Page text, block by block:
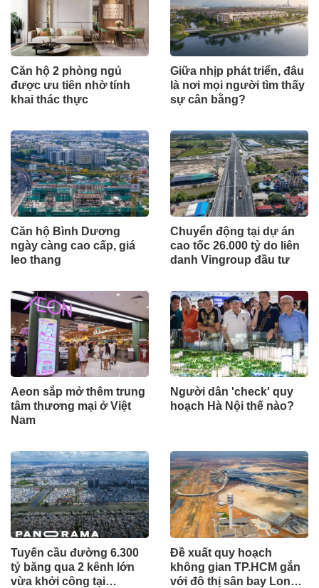
Căn hộ 2 phòng ngủ
được ưu tiên nhờ tính
khai thác thực
Giữa nhịp phát triển, đâu
là nơi mọi người tìm thấy
sự cân bằng?
Căn hộ Bình Dương
ngày càng cao cấp, giá
leo thang
Chuyển động tại dự án
cao tốc 26.000 tỷ do liên
danh Vingroup đầu tư
Aeon sắp mở thêm trung
tâm thương mại ở Việt
Nam
Người dân 'check' quy
hoạch Hà Nội thế nào?
Tuyến cầu đường 6.300
tỷ băng qua 2 kênh lớn
vừa khởi công tại
Đề xuất quy hoạch
không gian TP.HCM gắn
với đô thị sân bay Long